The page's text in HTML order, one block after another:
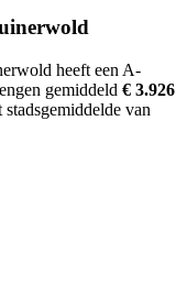
heeft een A-
gemiddeld € 3.926
stadsgemiddelde van